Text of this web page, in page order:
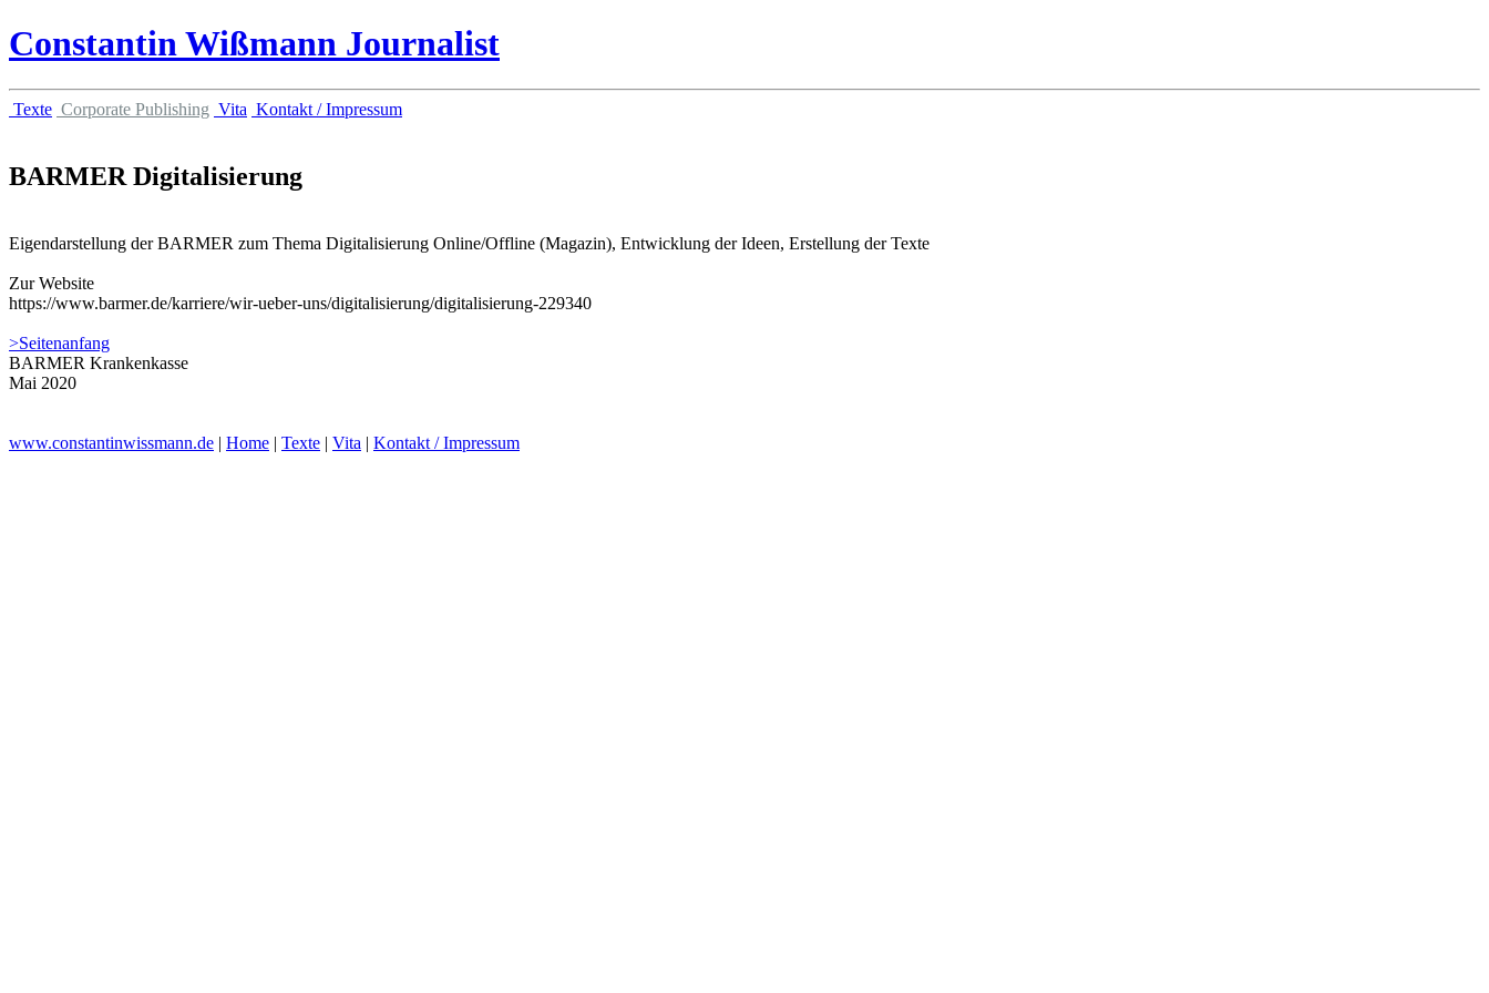
Constantin Wißmann Journalist
Texte Corporate Publishing Vita Kontakt / Impressum
BARMER Digitalisierung
Eigendarstellung der BARMER zum Thema Digitalisierung Online/Offline (Magazin), Entwicklung der Ideen, Erstellung der Texte
Zur Website
https://www.barmer.de/karriere/wir-ueber-uns/digitalisierung/digitalisierung-229340
>Seitenanfang
BARMER Krankenkasse
Mai 2020
www.constantinwissmann.de | Home | Texte | Vita | Kontakt / Impressum